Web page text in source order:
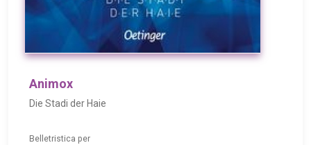
Animox
Die Stadi der Haie
Belletristica per